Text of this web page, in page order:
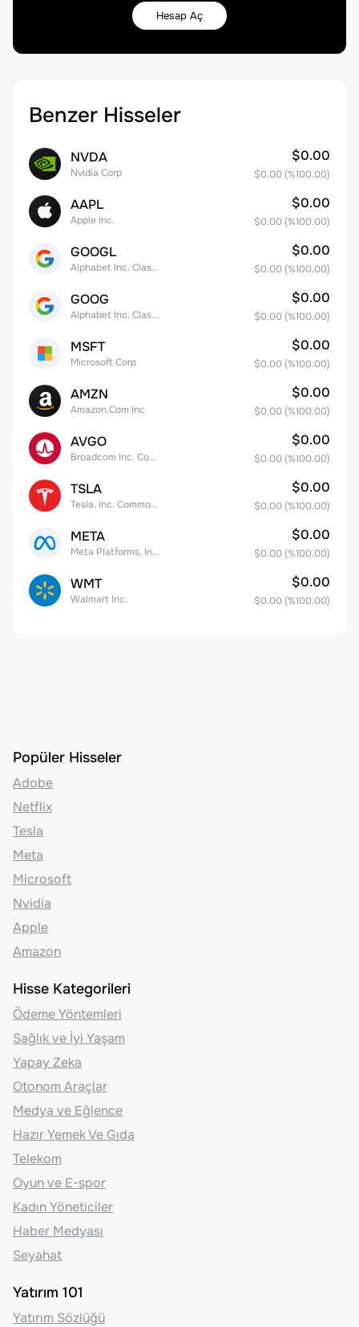
Hesap Aç
Benzer Hisseler
NVDA
Nvidia Corp
$0.00
$0.00 (%100.00)
AAPL
Apple Inc.
$0.00
$0.00 (%100.00)
GOOGL
Alphabet Inc. Class A Common Stock
$0.00
$0.00 (%100.00)
GOOG
Alphabet Inc. Class C Capital Stock
$0.00
$0.00 (%100.00)
MSFT
Microsoft Corp
$0.00
$0.00 (%100.00)
AMZN
Amazon.Com Inc
$0.00
$0.00 (%100.00)
AVGO
Broadcom Inc. Common Stock
$0.00
$0.00 (%100.00)
TSLA
Tesla, Inc. Common Stock
$0.00
$0.00 (%100.00)
META
Meta Platforms, Inc. Class A Common Stock
$0.00
$0.00 (%100.00)
WMT
Walmart Inc.
$0.00
$0.00 (%100.00)
Popüler Hisseler
Adobe
Netflix
Tesla
Meta
Microsoft
Nvidia
Apple
Amazon
Hisse Kategorileri
Ödeme Yöntemleri
Sağlık ve İyi Yaşam
Yapay Zeka
Otonom Araçlar
Medya ve Eğlence
Hazır Yemek Ve Gıda
Telekom
Oyun ve E-spor
Kadın Yöneticiler
Haber Medyası
Seyahat
Yatırım 101
Yatırım Sözlüğü